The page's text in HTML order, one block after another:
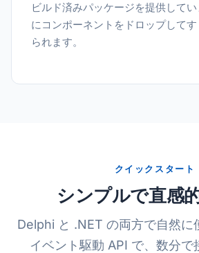
ビルド済みパッケージを提供して
にコンポーネントをドロップして
られます。
クイックスタート
シンプルで直感
Delphi と .NET の両方で自然に
イベント駆動 API で、数分で